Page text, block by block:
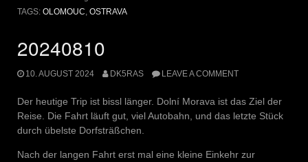
TAGS: OLOMOUC, OSTRAVA
20240810
10. AUGUST 2024 DK5RAS LEAVE A COMMENT
Der heutige Trip ist bissl länger. Dolní Morava ist das Ziel der
Reise. Die Fahrt läuft gut, viel Autobahn, und das letzte Stück
durch übelste Dorfsträßchen.
Nach der langen Fahrt erst mal eine kleine Einkehr zur